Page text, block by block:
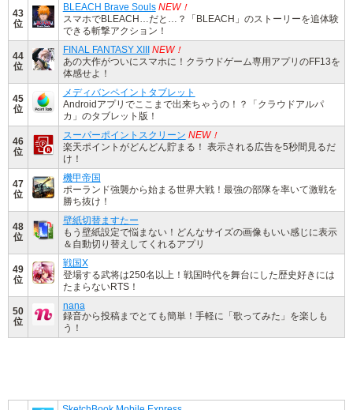
43
位
BLEACH Brave Souls NEW！
スマホでBLEACH…だと…？「BLEACH」のストーリーを追体験
できる斬撃アクション！
44
位
FINAL FANTASY XIII NEW！
あの大作がついにスマホに！クラウドゲーム専用アプリのFF13を
体感せよ！
45
位
メディバンペイントタブレット
Androidアプリでここまで出来ちゃうの！？「クラウドアルパ
カ」のタブレット版！
46
位
スーパーポイントスクリーン NEW！
楽天ポイントがどんどん貯まる！ 表示される広告を5秒間見るだ
け！
47
位
機甲帝国
ポーランド強襲から始まる世界大戦！最強の部隊を率いて激戦を
勝ち抜け！
48
位
壁紙切替ますたー
もう壁紙設定で悩まない！どんなサイズの画像もいい感じに表示
＆自動切り替えしてくれるアプリ
49
位
戦国X
登場する武将は250名以上！戦国時代を舞台にした歴史好きには
たまらないRTS！
50
位
nana
録音から投稿までとても簡単！手軽に「歌ってみた」を楽しも
う！